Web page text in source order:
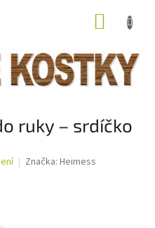
ruky – srdíčko
Značka: Heimess